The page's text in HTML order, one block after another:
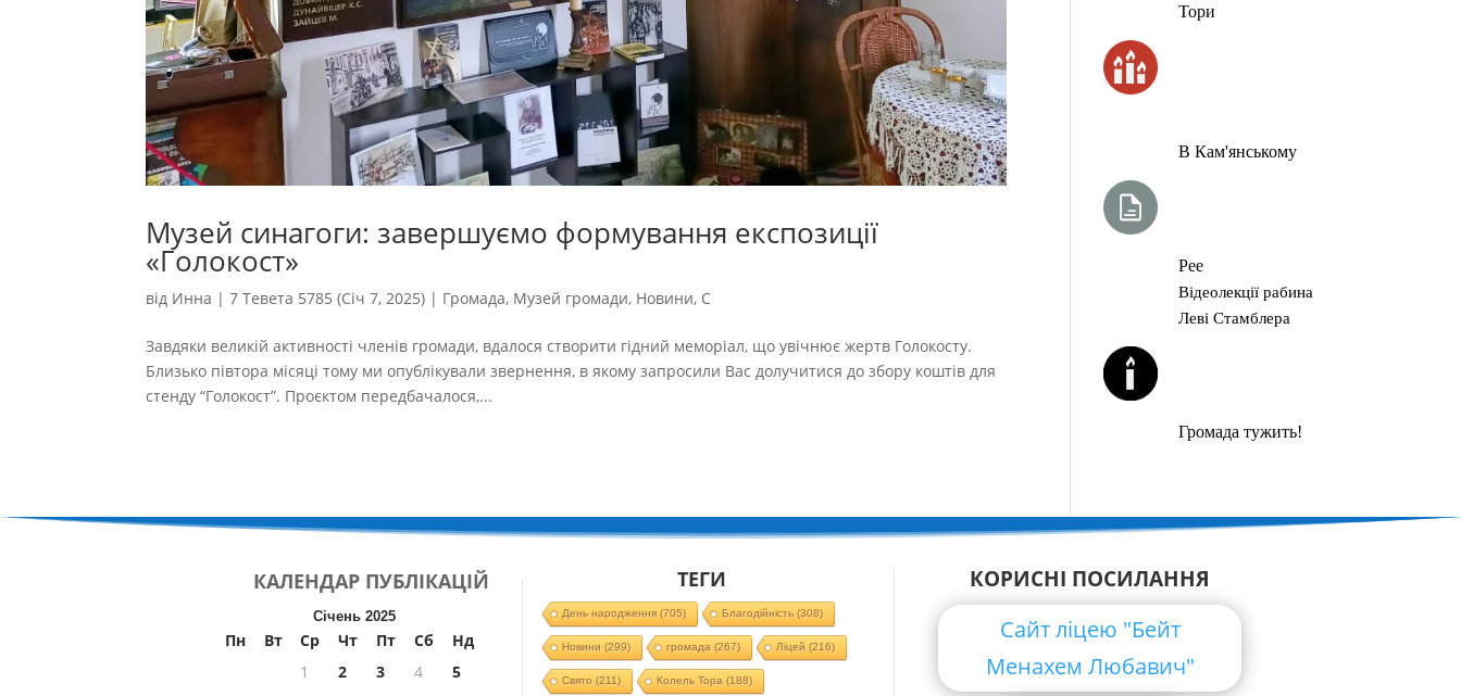
Музей синагоги: завершуємо формування експозиції
«Голокост»
від Инна |7 Тевета 5785 (Січ 7, 2025) | Громада, Музей громади, Новини, С
Завдяки великій активності членів громади, вдалося створити гідний меморіал, що увічнює жертв Голокосту.
Близько півтора місяці тому ми опублікували звернення, в якому запросили Вас долучитися до збору коштів для
стенду “Голокост”. Проєктом передбачалося,...
Тори
В Кам'янському
Рее
Відеолекції рабина
Леві Стамблера
Громада тужить!
КАЛЕНДАР ПУБЛІКАЦІЙ
Січень 2025
Пн Вт Ср Чт Пт Сб
Нд
1
2 3 4
5
ТЕГИ
День народження(705) Благодійність (308)
Новини (299) громада (267) Ліцей (216)
Свято (211) Колель Тора (188)
КОРИСНІ ПОСИЛАННЯ
Сайт ліцею "Бейт
Менахем Любавич"